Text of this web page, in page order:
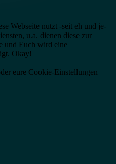
Webseite nutzt -seit eh und je-
u.a. dienen diese zur
und Euch wird eine
Okay!
eure Cookie-Einstellungen